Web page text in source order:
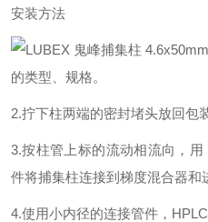
安装方法
的类型、规格。
2.拧下柱两端的密封堵头放回包
3.按柱管上标的流动相流向，
件将捕集柱连接到梯度混合器和
4.使用小内径的连接管件，